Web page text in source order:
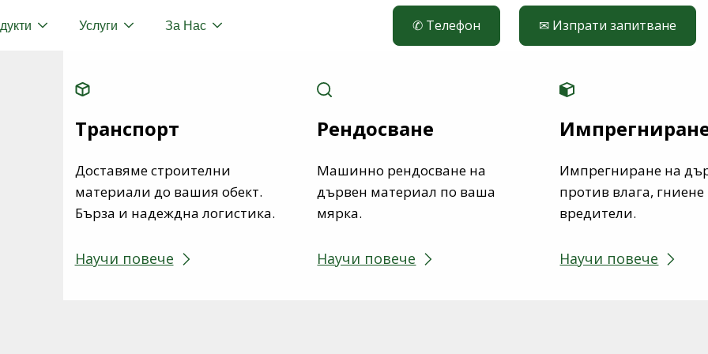
Услуги
Транспорт
Доставяме строителни
материали до вашия обект.
Бърза и надеждна логистика.
Научи повече
Рендосване
Машинно рендосване на
дървен материал по ваша
мярка.
Научи повече
Импрегниране на
против влага,
вредители.
Научи повече
За Нас ✆ Телефон ✉ Изпрати запитване